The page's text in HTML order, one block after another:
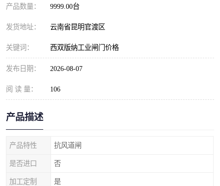
产品数量： 9999.00台
发货地址： 云南省昆明官渡区
关键词： 西双版纳工业闸门价格
发布日期： 2026-08-07
阅 读 量： 106
产品描述
产品特性 抗风道闸
是否进口 否
加工定制 是